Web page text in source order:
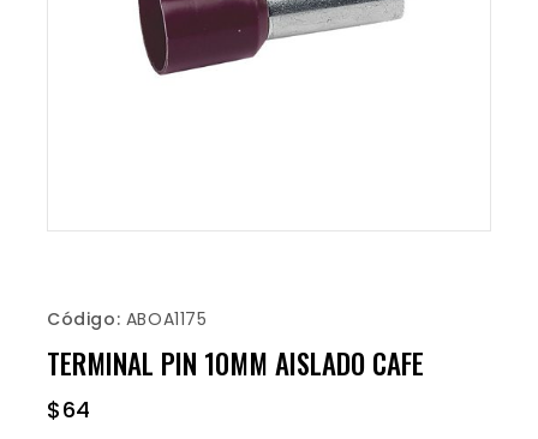
Código: ABOA1175
TERMINAL PIN 10MM AISLADO CAFE
$64